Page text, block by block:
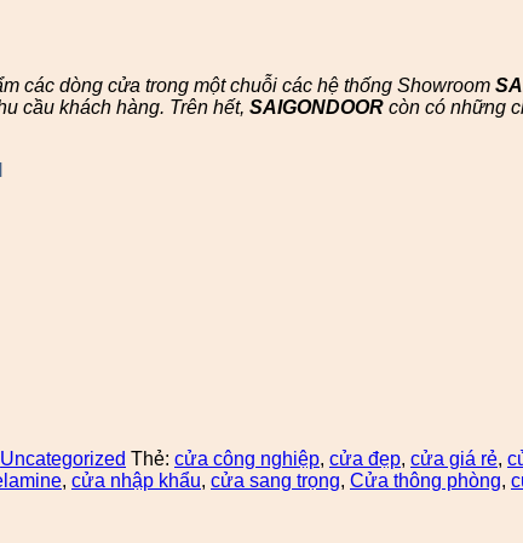
các dòng cửa trong một chuỗi các hệ thống Showroom
cầu khách hàng. Trên hết, SAIGONDOOR còn có những
Uncategorized Thẻ: cửa công nghiệp, cửa đẹp, cửa giá rẻ,
, cửa nhập khẩu, cửa sang trọng, Cửa thông phòng,